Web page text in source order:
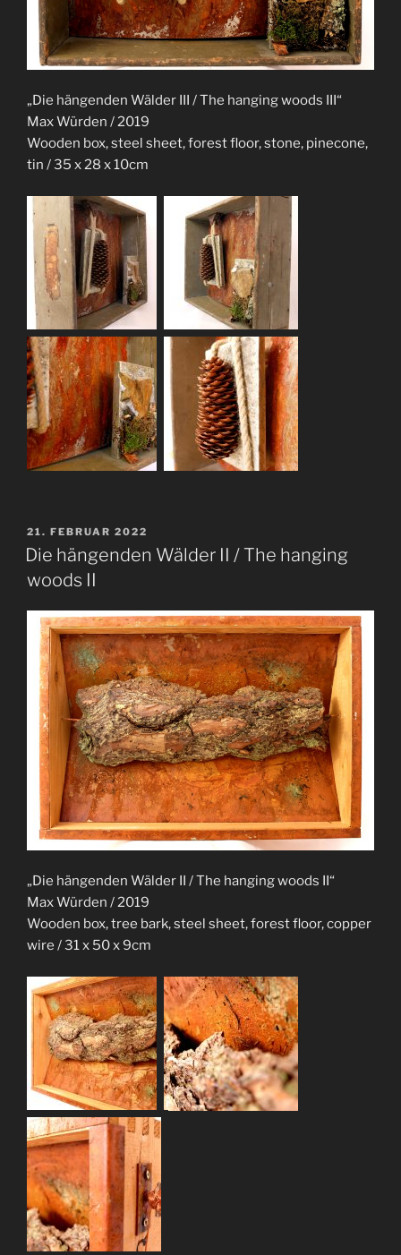
„Die hängenden Wälder III / The hanging woods III“
Max Würden / 2019
Wooden box, steel sheet, forest floor, stone, pinecone,
tin / 35 x 28 x 10cm
VERÖFFENTLICHT
AM
21. FEBRUAR 2022
Die hängenden Wälder II / The hanging
woods II
„Die hängenden Wälder II / The hanging woods II“
Max Würden / 2019
Wooden box, tree bark, steel sheet, forest floor, copper
wire / 31 x 50 x 9cm